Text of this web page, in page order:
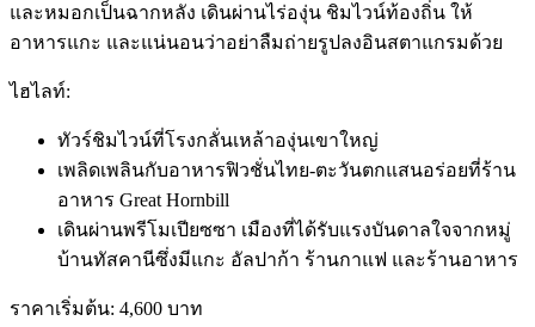
และหมอกเป็นฉากหลัง เดินผ่านไร่องุ่น ชิมไวน์ท้องถิ่น ให้
อาหารแกะ และแน่นอนว่าอย่าลืมถ่ายรูปลงอินสตาแกรมด้วย
ไฮไลท์:
ทัวร์ชิมไวน์ที่โรงกลั่นเหล้าองุ่นเขาใหญ่
เพลิดเพลินกับอาหารฟิวชั่นไทย-ตะวันตกแสนอร่อยที่ร้าน
อาหาร Great Hornbill
เดินผ่านพรีโมเปียซซา เมืองที่ได้รับแรงบันดาลใจจากหมู่
บ้านทัสคานีซึ่งมีแกะ อัลปาก้า ร้านกาแฟ และร้านอาหาร
ราคาเริ่มต้น: 4,600 บาท